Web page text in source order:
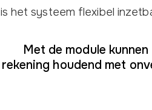
is het systeem flexibel
Met de module
rekening houdend met